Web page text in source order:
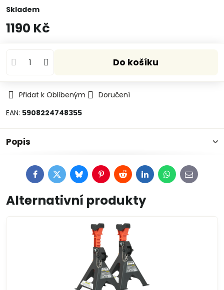
Skladem
1190 Kč
Do košíku
Přidat k Oblíbeným
Doručení
EAN: 5908224748355
Popis
FacebookTwitterBlueskyPinterestRedditLinkedInWhatsApp
E-
mail
Alternativní produkty